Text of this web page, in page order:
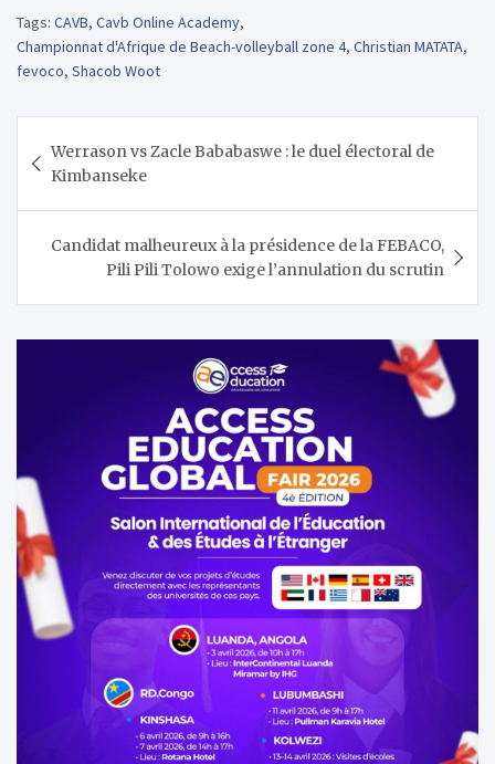
Tags: CAVB, Cavb Online Academy,
Championnat d'Afrique de Beach-volleyball zone 4, Christian MATATA,
fevoco, Shacob Woot
de
l’article
Werrason vs Zacle Bababaswe : le duel électoral de
Kimbanseke
Candidat malheureux à la présidence de la FEBACO,
Pili Pili Tolowo exige l’annulation du scrutin